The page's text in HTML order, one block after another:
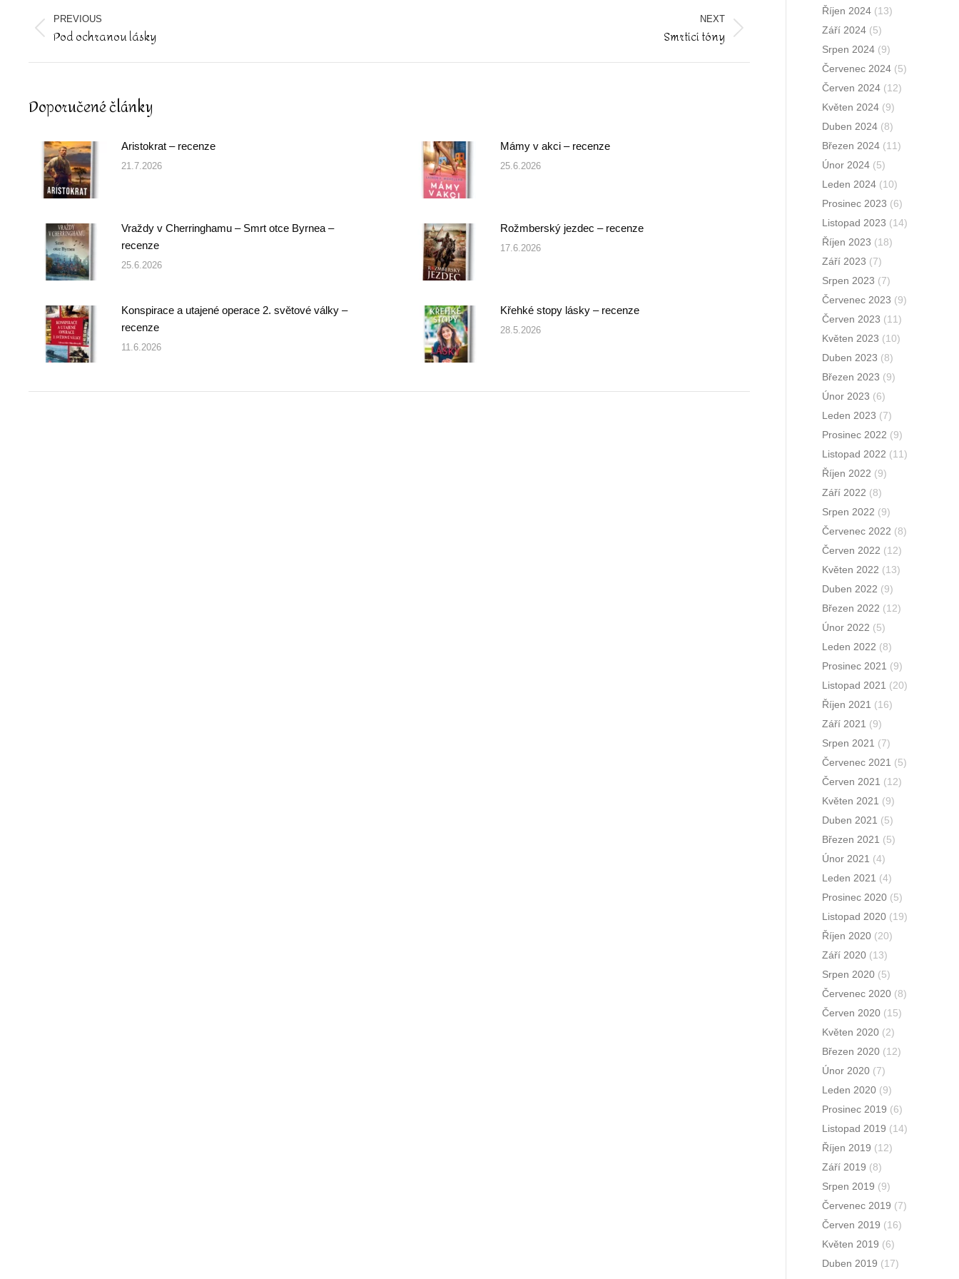
navigation
PREVIOUS
Previous
Pod ochranou lásky
NEXT
Smrtící tóny
Doporučené články
Aristokrat – recenze
21.7.2026
Mámy v akci – recenze
25.6.2026
Vraždy v Cherringhamu – Smrt otce Byrnea –
recenze
25.6.2026
Rožmberský jezdec – recenze
17.6.2026
Konspirace a utajené operace 2. světové války –
recenze
11.6.2026
Křehké stopy lásky – recenze
28.5.2026
Říjen 2024 (13)
Září 2024 (5)
Srpen 2024 (9)
Červenec 2024 (5)
Červen 2024 (12)
Květen 2024 (9)
Duben 2024 (8)
Březen 2024 (11)
Únor 2024 (5)
Leden 2024 (10)
Prosinec 2023 (6)
Listopad 2023 (14)
Říjen 2023 (18)
Září 2023 (7)
Srpen 2023 (7)
Červenec 2023 (9)
Červen 2023 (11)
Květen 2023 (10)
Duben 2023 (8)
Březen 2023 (9)
Únor 2023 (6)
Leden 2023 (7)
Prosinec 2022 (9)
Listopad 2022 (11)
Říjen 2022 (9)
Září 2022 (8)
Srpen 2022 (9)
Červenec 2022 (8)
Červen 2022 (12)
Květen 2022 (13)
Duben 2022 (9)
Březen 2022 (12)
Únor 2022 (5)
Leden 2022 (8)
Prosinec 2021 (9)
Listopad 2021 (20)
Říjen 2021 (16)
Září 2021 (9)
Srpen 2021 (7)
Červenec 2021 (5)
Červen 2021 (12)
Květen 2021 (9)
Duben 2021 (5)
Březen 2021 (5)
Únor 2021 (4)
Leden 2021 (4)
Prosinec 2020 (5)
Listopad 2020 (19)
Říjen 2020 (20)
Září 2020 (13)
Srpen 2020 (5)
Červenec 2020 (8)
Červen 2020 (15)
Květen 2020 (2)
Březen 2020 (12)
Únor 2020 (7)
Leden 2020 (9)
Prosinec 2019 (6)
Listopad 2019 (14)
Říjen 2019 (12)
Září 2019 (8)
Srpen 2019 (9)
Červenec 2019 (7)
Červen 2019 (16)
Květen 2019 (6)
Duben 2019 (17)